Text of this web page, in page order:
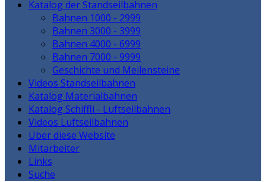
Katalog der Standseilbahnen
Bahnen 1000 - 2999
Bahnen 3000 - 3999
Bahnen 4000 - 6999
Bahnen 7000 - 9999
Geschichte und Meilensteine
Videos Standseilbahnen
Katalog Materialbahnen
Katalog Schiffli - Luftseilbahnen
Videos Luftseilbahnen
Über diese Website
Mitarbeiter
Links
Suche